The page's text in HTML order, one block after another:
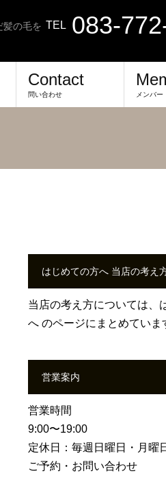
髪の毛を TEL 083-
Contact
問い合わせ メンバー
はじめての方へ 当店の考え
当店の考え方については、
へ のページにまとめていま
営業案内
営業時間
9:00〜19:00
定休日：毎週日曜日・月曜
ご予約・お問い合わせ